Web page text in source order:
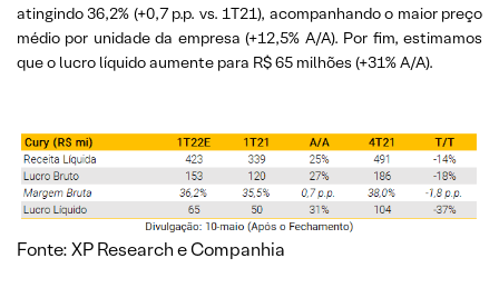
atingindo 36,2% (+0,7 p.p. vs. 1T21), acompanhando o maior preço
médio por unidade da empresa (+12,5% A/A). Por fim, estimamos
que o lucro líquido aumente para R$ 65 milhões (+31% A/A).
Fonte: XP Research e Companhia